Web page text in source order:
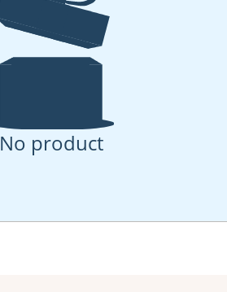
No product